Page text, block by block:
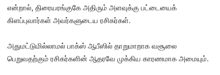
என்றால், திரையரங்குகே அதிரும் அளவுக்கு பட்டையைக்
கிளப்புவார்கள் அவர்களுடைய ரசிகர்கள்.
அதுமட்டுமில்லாமல் பாக்ஸ் ஆபீஸில் தாறுமாறாக வசூலை
பெறுவதற்கும் ரசிகர்களின் ஆதரவே முக்கிய காரணமாக அமையும்.